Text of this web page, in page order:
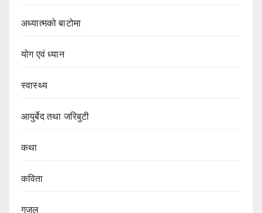
अध्यात्मको बाटोमा
योग एवं ध्यान
स्वास्थ्य
आयुर्बेद तथा जरिबुटी
कथा
कविता
गजल